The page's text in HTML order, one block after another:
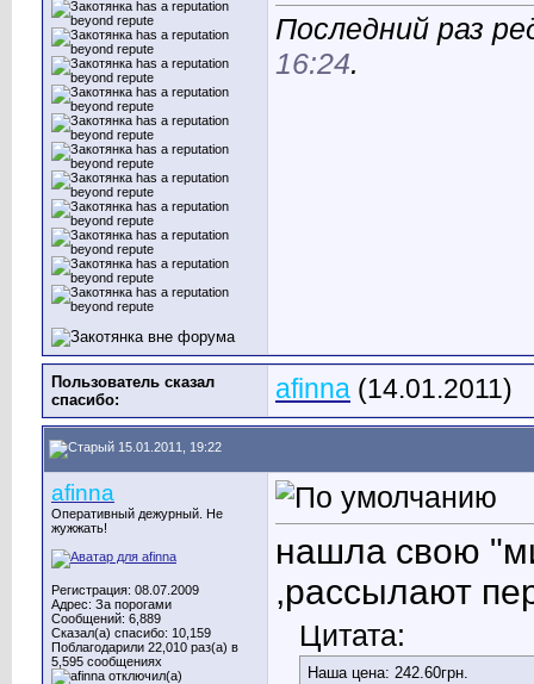
Последний раз
16:24.
Пользователь сказал
cпасибо:
afinna (14.01.2011)
15.01.2011, 19:22
afinna
Оперативный дежурный. Не
жужжать!
Регистрация: 08.07.2009
Адрес: За порогами
Сообщений: 6,889
Сказал(а) спасибо: 10,159
Поблагодарили 22,010 раз(а) в
5,595 сообщениях
нашла свою
,рассылают
Цитата:
Наша цена: 242.60грн.